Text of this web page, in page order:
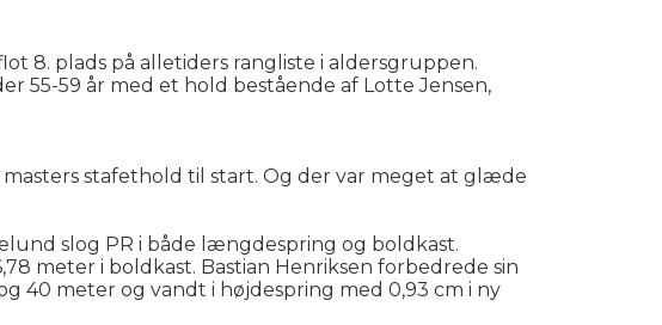
8. plads på alletiders rangliste i aldersgruppen.
55-59 år med et hold bestående af Lotte Jensen,
stafethold til start. Og der var meget at glæde
slog PR i både længdespring og boldkast.
meter i boldkast. Bastian Henriksen forbedrede sin
40 meter og vandt i højdespring med 0,93 cm i ny